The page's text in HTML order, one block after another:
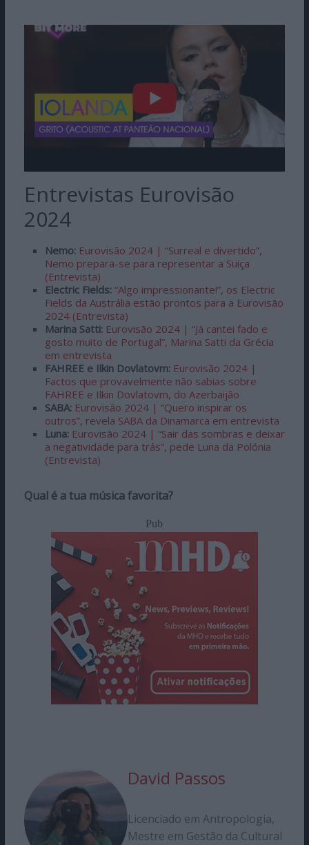
Entrevistas Eurovisão
2024
Nemo: Eurovisão 2024 | “Surreal e divertido”,
Nemo prepara-se para representar a Suíça
(Entrevista)
Electric Fields: “Algo impressionante!”, os Electric
Fields da Austrália estão prontos para a Eurovisão
2024 (Entrevista)
Marina Satti: Eurovisão 2024 | “Já cantei fado e
gosto muito de Portugal”, Marina Satti da Grécia
em entrevista
FAHREE e Ilkin Dovlatovm: Eurovisão 2024 |
Factos que provavelmente não sabias sobre
FAHREE e Ilkin Dovlatovm, do Azerbaijão
SABA: Eurovisão 2024 | “Quero inspirar os
outros”, revela SABA da Dinamarca em entrevista
Luna: Eurovisão 2024 | “Sair das sombras e deixar
a negatividade para trás”, pede Luna da Polónia
(Entrevista)
Qual é a tua música favorita?
Pub
David Passos
Licenciado em Antropologia,
Mestre em Gestão da Cultural